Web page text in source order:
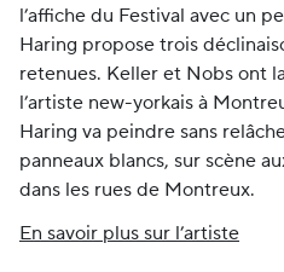
l’affiche du Festival avec un
Haring propose trois
retenues. Keller et Nobs ont
l’artiste new-yorkais à
Haring va peindre sans
panneaux blancs, sur scène
dans les rues de Montreux.
En savoir plus sur l’artiste